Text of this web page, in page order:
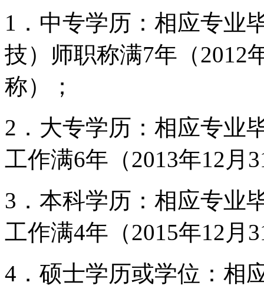
1．中专学历：相应专业
技）师职称满7年（2012
称）；
2．大专学历：相应专业
工作满6年（2013年12月
3．本科学历：相应专业
工作满4年（2015年12月
4．硕士学历或学位：相